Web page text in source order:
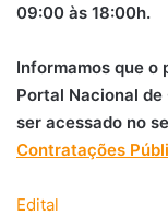
09:00 às 18:00h.
Informamos que
Portal Nacional
ser acessado no
Contratações
Edital